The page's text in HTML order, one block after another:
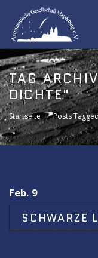
TAG
DICHTE"
Startseite Posts
Feb. 9
SCHWARZE